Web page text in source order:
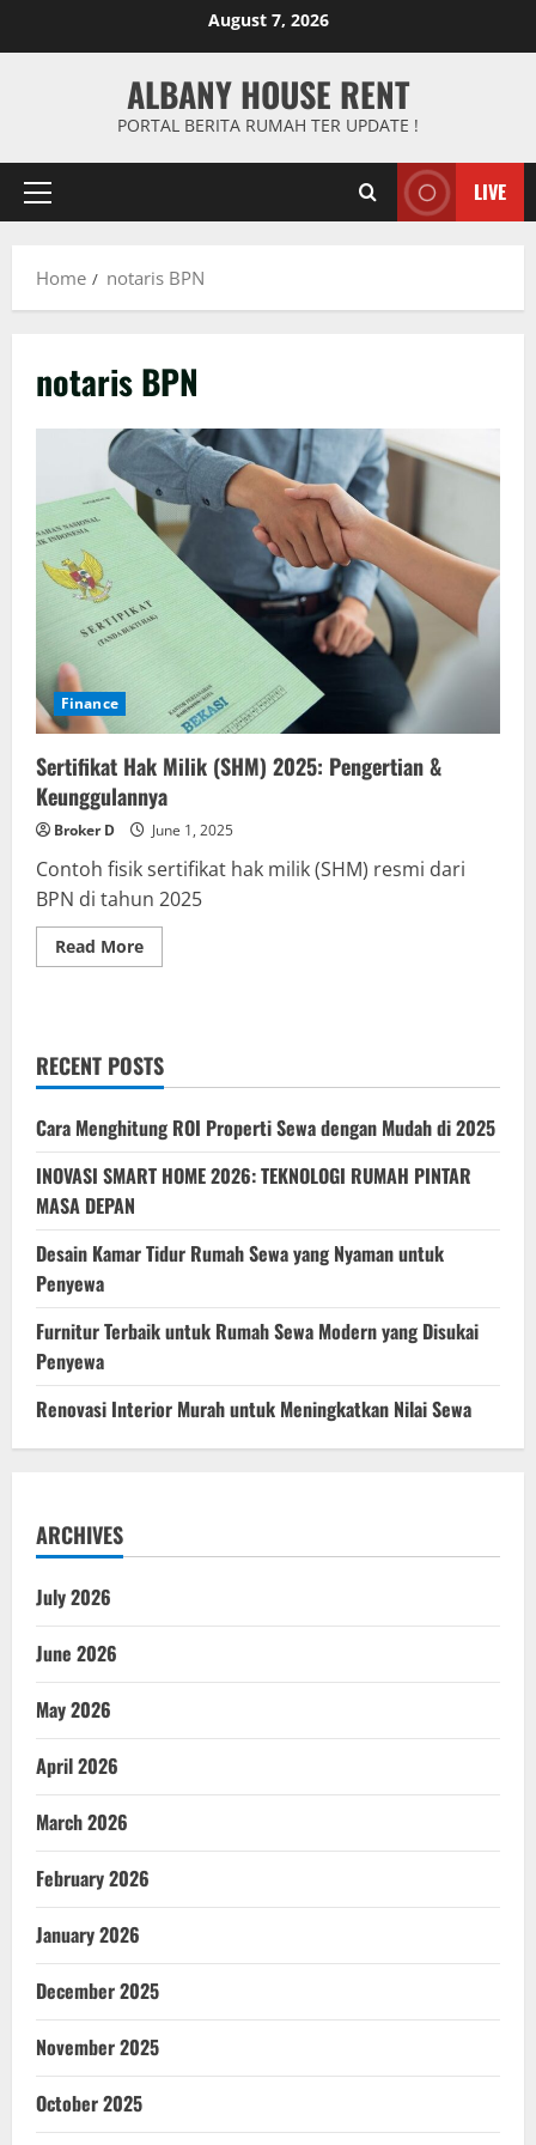
August 7, 2026
ALBANY HOUSE RENT
PORTAL BERITA RUMAH TER UPDATE !
Primary
LIVE
Home notaris BPN
notaris BPN
Finance
Sertifikat Hak Milik (SHM) 2025: Pengertian &
Keunggulannya
Broker D June 1, 2025
Contoh fisik sertifikat hak milik (SHM) resmi dari
BPN di tahun 2025
Read MoreRead
more
2025:
Pengertian
&
RECENT POSTS
Cara Menghitung ROI Properti Sewa dengan Mudah di 2025
INOVASI SMART HOME 2026: TEKNOLOGI RUMAH PINTAR
MASA DEPAN
Desain Kamar Tidur Rumah Sewa yang Nyaman untuk
Penyewa
Furnitur Terbaik untuk Rumah Sewa Modern yang Disukai
Penyewa
Renovasi Interior Murah untuk Meningkatkan Nilai Sewa
ARCHIVES
July 2026
June 2026
May 2026
April 2026
March 2026
February 2026
January 2026
December 2025
November 2025
October 2025